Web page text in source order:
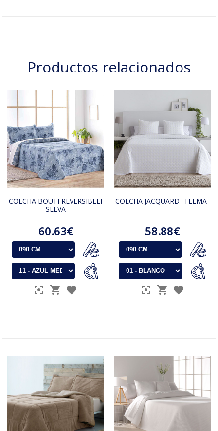
Productos relacionados
COLCHA BOUTI REVERSIBLEI
SELVA
60.63€
COLCHA JACQUARD -TELMA-
58.88€